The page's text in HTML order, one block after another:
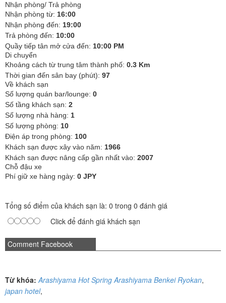
Nhận phòng/ Trả phòng
Nhận phòng từ: 16:00
Nhận phòng đến: 19:00
Trả phòng đến: 10:00
Quầy tiếp tân mở cửa đến: 10:00 PM
Di chuyển
Khoảng cách từ trung tâm thành phố: 0.3 Km
Thời gian đến sân bay (phút): 97
Về khách sạn
Số lượng quán bar/lounge: 0
Số tầng khách sạn: 2
Số lượng nhà hàng: 1
Số lượng phòng: 10
Điện áp trong phòng: 100
Khách sạn được xây vào năm: 1966
Khách sạn được nâng cấp gần nhất vào: 2007
Chỗ đậu xe
Phí giữ xe hàng ngày: 0 JPY
Tổng số điểm của khách sạn là: 0 trong 0 đánh giá
Click để đánh giá khách sạn
Comment Facebook
Từ khóa: Arashiyama Hot Spring Arashiyama Benkei Ryokan,
japan hotel,